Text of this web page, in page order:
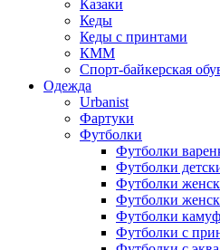
Казаки
Кеды
Кеды с принтами
КММ
Спорт-байкерская
Одежда
Urbanist
Фартуки
Футболки
Футболки
Футболки
Футболки
Футболки
Футболки
Футболки с